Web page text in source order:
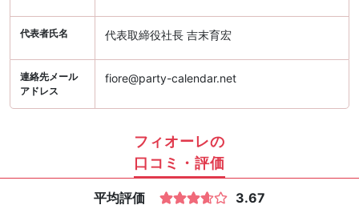
代表者氏名 代表取締役社長 吉末育宏
連絡先メール
アドレス
fiore@party-calendar.net
フィオーレの
口コミ・評価
平均評価 3.67